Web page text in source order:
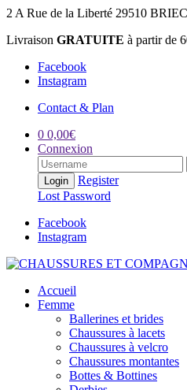
2 A Rue de la Liberté 29510 BRIEC
Livraison GRATUITE à partir de
Facebook
Instagram
Contact & Plan
0 0,00€
Connexion
Register
Lost Password
Facebook
Instagram
Accueil
Femme
Ballerines et brides
Chaussures à lacets
Chaussures à velcro
Chaussures montantes
Bottes & Bottines